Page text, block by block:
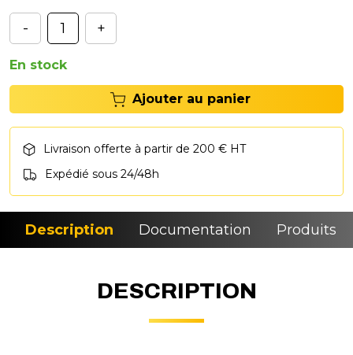
- +
En stock
Ajouter au panier
Livraison offerte à partir de 200 € HT
Expédié sous 24/48h
Description Documentation Produits
DESCRIPTION